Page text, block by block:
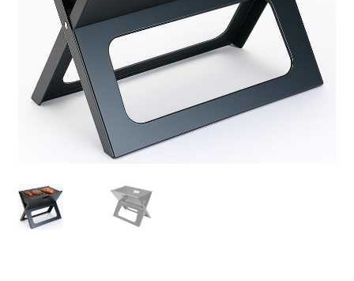
Persoonlijke Verzorging
Elektronica
Sport